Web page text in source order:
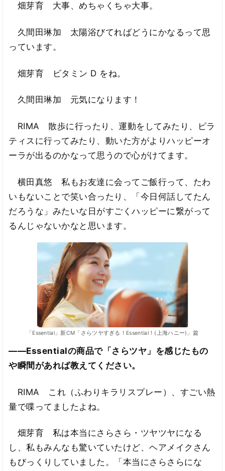
畑芽育 大事、めちゃくちゃ大事。
久間田琳加 太陽浴びてればどうにかなるって思
っています。
畑芽育 ビタミン D をね。
久間田琳加 元気になります！
RIMA 散歩に行ったり、運動をしてみたり、ピラ
ティスに行ってみたり、動いた方がよりハッピーオ
ーラが出るのかなって思うので心がけてます。
横田真悠 私もお友達に会ってご飯行って、たわ
いもないことで笑い合ったり、「今日何話してたん
だろうな」みたいな日がすごくハッピーに繋がって
るんじゃないかなと思います。
「Essential」新CM「さらツヤすぎる！Essential！(上海ハニー)」篇
――Essentialの商品で「さらツヤ」を感じたもの
や瞬間があれば教えてください。
RIMA これ（ふわりキラリスプレー）、すごい熱
量で喋ってましたよね。
畑芽育 私は本当にさらさら・ツヤツヤになる
し、私もみんなも驚いていたけど、ヘアメイクさん
もびっくりしていました。「本当にさらさらにな